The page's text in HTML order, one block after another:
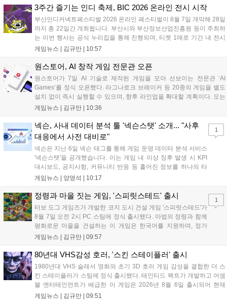
들어왔다. 서비스 중인...
3주간 즐기는 인디 축제, BIC 2026 온라인 전시 시작
부산인디커넥트페스티벌 2026 온라인 페스티벌이 8월 7일 개막해 28일
까지 총 22일간 개최됩니다. 부산시와 부산정보산업진흥원 등이 주최하
는 이번 행사는 공식 누리집을 통해 진행되며, 티켓 1매로 기간 내 전시
작을 제한 없이 체험할 수 있습니다. 일반 및 루키 부문 등 다양한 인디게
세계 누구나 참여 가능한 이번 행사는 역대 최대 규모로 열려 인디게임
게임뉴스 | 김규만 | 10:57
원스토어, AI 창작 게임 전문관 오픈
원스토어가 7일 AI 기술로 제작된 게임을 모아 선보이는 전문관 ‘AI
Games’를 정식 오픈했다. 라그나로크 브레이커 등 20종의 게임을 별도
설치 없이 즉시 실행할 수 있으며, 향후 라인업을 확대할 계획이다. 오는
11일부터는 게임 실행 시 할인 쿠폰을 지급하는 오픈 기념 이벤트도 진
있는 환경을 조성해 창작자와 이용자 모두에게 새로운 경험을 제공할 것
으로 기대된다....
게임뉴스 | 김규만 | 10:36
넥슨, 사내 데이터 분석 툴 '넥슨스탯' 소개... "사후
대응에서 사전 대비로"
넥슨은 지난 6일 넥슨 태그를 통해 게임 운영 데이터 분석 서비스
'넥슨스탯'을 공개했습니다. 이는 게임 내 이상 징후 발생 시 KPI
대시보드, 공지사항, 커뮤니티 반응 등 흩어진 정보를 하나의 타
임라인에 연결해 원인을 빠르게 파악하도록 돕는 관제 허브입니
중심의 운영 방식을 사전 대비 체계로 전환하며 데이터 기반의 효
게임뉴스 | 양영석 | 10:17
1
정령과 마을 짓는 게임, '스피릿스테드' 출시
터보 도그 게임즈가 개발한 코지 도시 건설 게임 '스피릿스테드'가
8월 7일 오전 2시 PC 스팀에 정식 출시됐다. 마법의 정령과 함께
평화로운 마을을 건설하는 이 게임은 한국어를 지원하며, 정가
10,700원에서 10% 할인된 9,630원에 판매된다. 플레이어는 어
고 정령을 활용해 공동체를 성장시킬 수 있다. 따뜻한 손그림 그
모으고 있다....
게임뉴스 | 김규만 | 09:57
1
80년대 VHS감성 호러, '스킨 스테이플러' 출시
1980년대 VHS 슬래셔 영화와 초기 3D 호러 게임 감성을 결합한 더 스
킨 스테이플러가 스팀에 정식 출시됐다. 테인티드 팩트가 개발하고 어셈
블 엔터테인먼트가 배급한 이 게임은 2026년 8월 6일 출시되어 현재
15,000원에 판매 중이다. 캐리언 시티를 배경으로 연쇄살인 사건을 추적
게임뉴스 | 김규만 | 09:51